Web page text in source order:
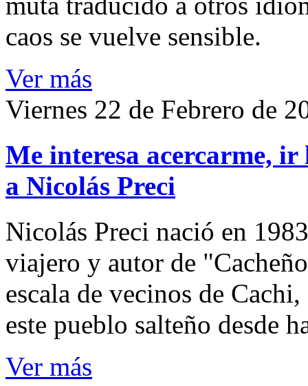
caos se vuelve sensible.
Ver más
Viernes 22 de Febrero de
Me interesa acercarme,
a Nicolás Preci
Nicolás Preci nació en
viajero y autor de
escala de vecinos de
este pueblo salteño desde
Ver más